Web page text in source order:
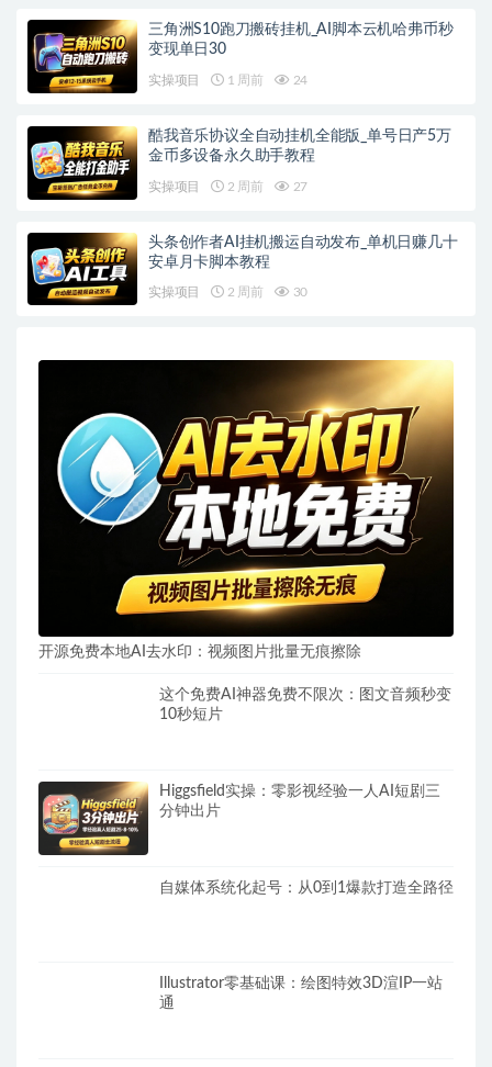
三角洲S10跑刀搬砖挂机_AI脚本云机哈弗币秒
变现单日30
实操项目 1 周前 24
酷我音乐协议全自动挂机全能版_单号日产5万
金币多设备永久助手教程
实操项目 2 周前 27
头条创作者AI挂机搬运自动发布_单机日赚几十
安卓月卡脚本教程
实操项目 2 周前 30
开源免费本地AI去水印：视频图片批量无痕擦除
这个免费AI神器免费不限次：图文音频秒变
10秒短片
Higgsfield实操：零影视经验一人AI短剧三
分钟出片
自媒体系统化起号：从0到1爆款打造全路径
Illustrator零基础课：绘图特效3D渲IP一站
通